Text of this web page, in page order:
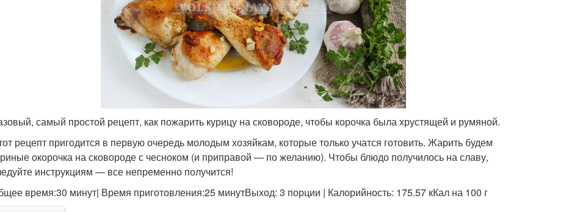
самый простой рецепт, как пожарить курицу на сковороде, чтобы корочка была хрустящей и румяной.
рецепт пригодится в первую очередь молодым хозяйкам, которые только учатся готовить. Жарить будем
окорочка на сковороде с чесноком (и приправой — по желанию). Чтобы блюдо получилось на славу,
инструкциям — все непременно получится!
время:30 минут| Время приготовления:25 минутВыход: 3 порции | Калорийность: 175.57 кКал на 100 г